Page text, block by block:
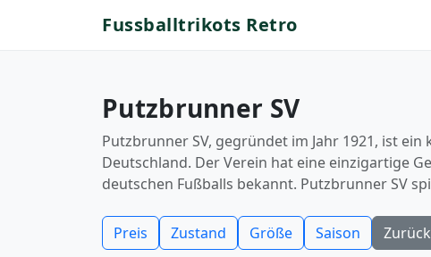
Fussballtrikots Retro
Putzbrunner SV
Putzbrunner SV, gegründet im Jahr 1921, ist
Deutschland. Der Verein hat eine einzigartige
deutschen Fußballs bekannt. Putzbrunner SV
Preis Zustand Größe Saison